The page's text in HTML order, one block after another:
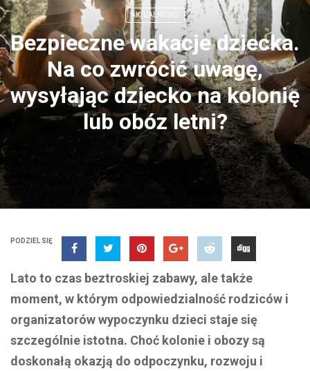
AKTUALNOŚCI
Bezpieczne wakacje dziecka.
Na co zwrócić uwagę,
wysyłając dziecko na kolonię
lub obóz letni?
PODZIEL SIĘ
Lato to czas beztroskiej zabawy, ale także
moment, w którym odpowiedzialność rodziców i
organizatorów wypoczynku dzieci staje się
szczególnie istotna. Choć kolonie i obozy są
doskonałą okazją do odpoczynku, rozwoju i